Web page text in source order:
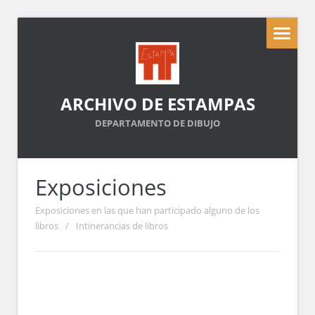
ARCHIVO DE ESTAMPAS
DEPARTAMENTO DE DIBUJO
Exposiciones
Exposiciones en las que han participado alguno de los
libros / Intinerancias de libros